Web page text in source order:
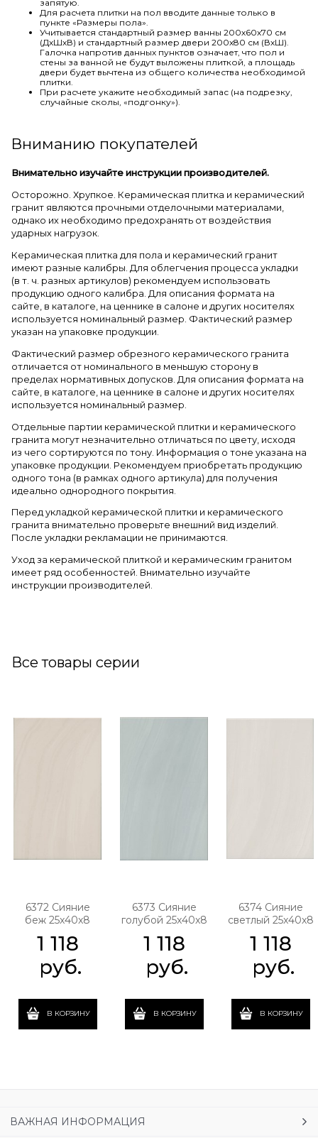
запятую.
Для расчета плитки на пол вводите данные только в
пункте «Размеры пола».
Учитывается стандартный размер ванны 200х60х70 см
(ДхШхВ) и стандартный размер двери 200х80 см (ВхШ).
Галочка напротив данных пунктов означает, что пол и
стены за ванной не будут выложены плиткой, а площадь
двери будет вычтена из общего количества необходимой
плитки.
При расчете укажите необходимый запас (на подрезку,
случайные сколы, «подгонку»).
Вниманию покупателей
Внимательно изучайте инструкции производителей.
Осторожно. Хрупкое. Керамическая плитка и керамический
гранит являются прочными отделочными материалами,
однако их необходимо предохранять от воздействия
ударных нагрузок.
Керамическая плитка для пола и керамический гранит
имеют разные калибры. Для облегчения процесса укладки
(в т. ч. разных артикулов) рекомендуем использовать
продукцию одного калибра. Для описания формата на
сайте, в каталоге, на ценнике в салоне и других носителях
используется номинальный размер. Фактический размер
указан на упаковке продукции.
Фактический размер обрезного керамического гранита
отличается от номинального в меньшую сторону в
пределах нормативных допусков. Для описания формата на
сайте, в каталоге, на ценнике в салоне и других носителях
используется номинальный размер.
Отдельные партии керамической плитки и керамического
гранита могут незначительно отличаться по цвету, исходя
из чего сортируются по тону. Информация о тоне указана на
упаковке продукции. Рекомендуем приобретать продукцию
одного тона (в рамках одного артикула) для получения
идеально однородного покрытия.
Перед укладкой керамической плитки и керамического
гранита внимательно проверьте внешний вид изделий.
После укладки рекламации не принимаются.
Уход за керамической плиткой и керамическим гранитом
имеет ряд особенностей. Внимательно изучайте
инструкции производителей.
Все товары серии
6372 Сияние
беж 25x40x8
1 118
руб.
В КОРЗИНУ
6373 Сияние
голубой 25x40x8
1 118
руб.
В КОРЗИНУ
6374 Сияние
светлый 25x40x8
1 118
руб.
В КОРЗИНУ
ВАЖНАЯ ИНФОРМАЦИЯ